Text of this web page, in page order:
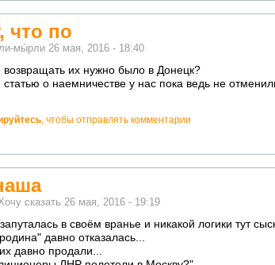
что по
мы́рли 26 мая, 2016 - 18:40
возвращать их нужно было в Донецк?
о наемничестве у нас пока ведь не
, чтобы отправлять комментарии
сказать 26 мая, 2016 - 19:19
в своём вранье и никакой логики тут
давно отказалась...
давно продали...